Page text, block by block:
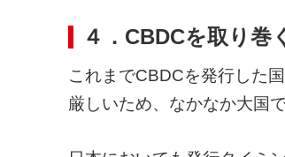
４．CBDCを取り巻
これまでCBDCを発行した
厳しいため、なかなか大国